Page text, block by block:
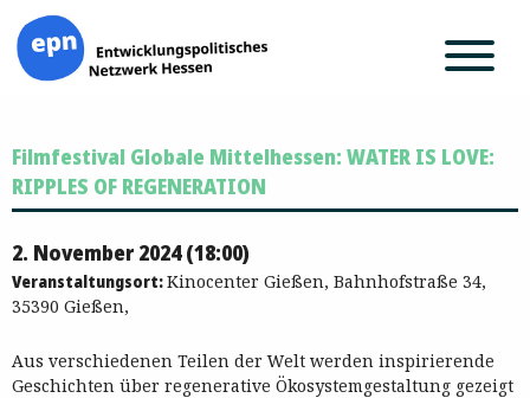
Inhalt
springen
Filmfestival Globale Mittelhessen: WATER IS LOVE:
RIPPLES OF REGENERATION
2. November 2024 (18:00)
Veranstaltungsort:Kinocenter Gießen, Bahnhofstraße 34,
35390 Gießen,
Aus verschiedenen Teilen der Welt werden inspirierende
Geschichten über regenerative Ökosystemgestaltung gezeigt